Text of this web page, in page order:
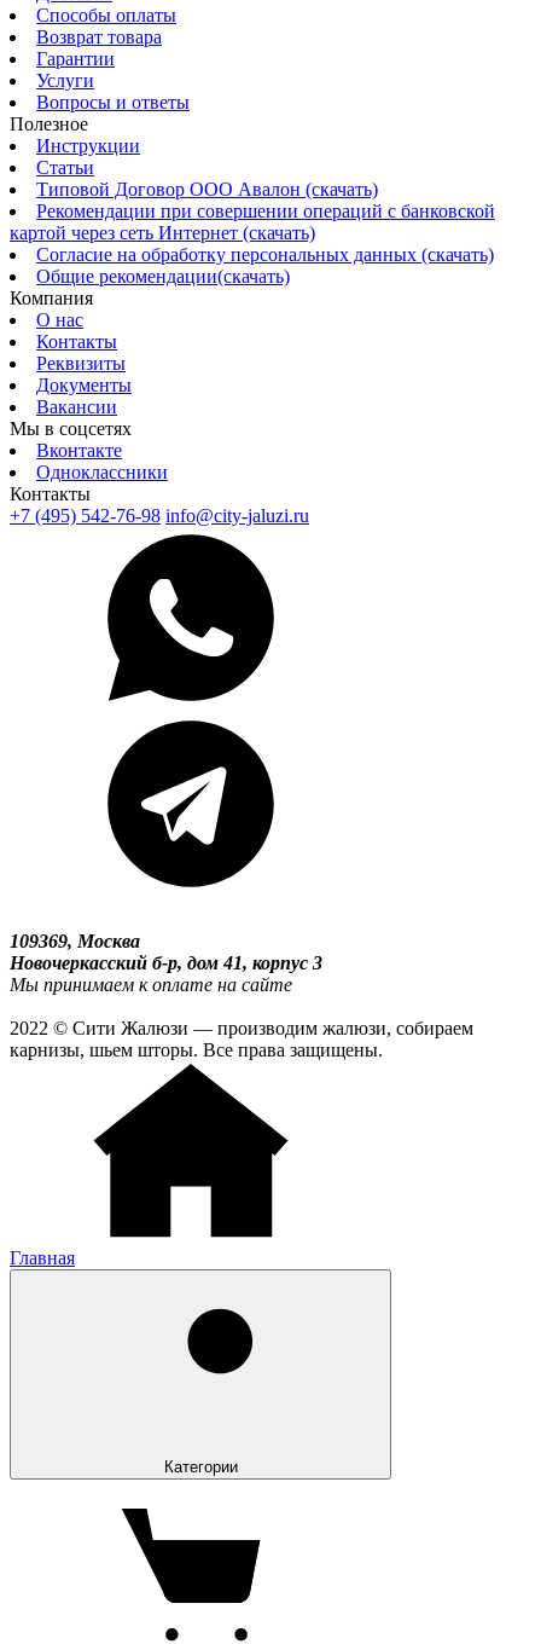
Способы оплаты
Возврат товара
Гарантии
Услуги
Вопросы и ответы
Полезное
Инструкции
Статьи
Типовой Договор ООО Авалон (скачать)
Рекомендации при совершении операций с банковской
картой через сеть Интернет (скачать)
Согласие на обработку персональных данных (скачать)
Общие рекомендации(скачать)
Компания
О нас
Контакты
Реквизиты
Документы
Вакансии
Мы в соцсетях
Вконтакте
Одноклассники
Контакты
+7 (495) 542-76-98 info@city-jaluzi.ru
109369, Москва
Новочеркасский б-р, дом 41, корпус 3
Мы принимаем к оплате на сайте
2022 © Сити Жалюзи — производим жалюзи, собираем
карнизы, шьем шторы. Все права защищены.
Главная
Категории